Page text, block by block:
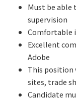
Must be
supervision
Comfortable
Excellent
Adobe
This
sites, trade
Candidate